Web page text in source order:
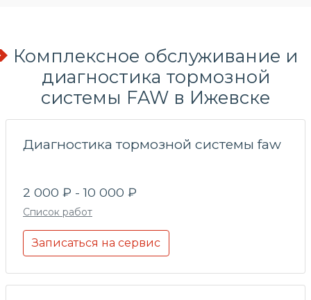
Комплексное обслуживание и
диагностика тормозной
системы FAW в Ижевске
Диагностика тормозной системы faw
2 000 ₽ - 10 000 ₽
Список работ
Записаться на сервис